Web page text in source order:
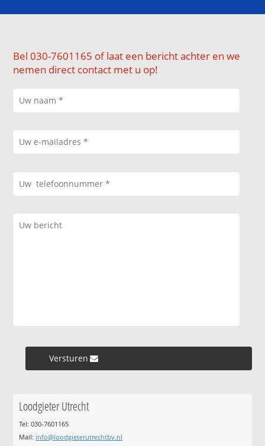
Bel 030-7601165 of laat een bericht achter en we
nemen direct contact met u op!
Versturen »
Loodgieter Utrecht
Tel: 030-7601165
Mail: info@loodgieterutrechtbv.nl